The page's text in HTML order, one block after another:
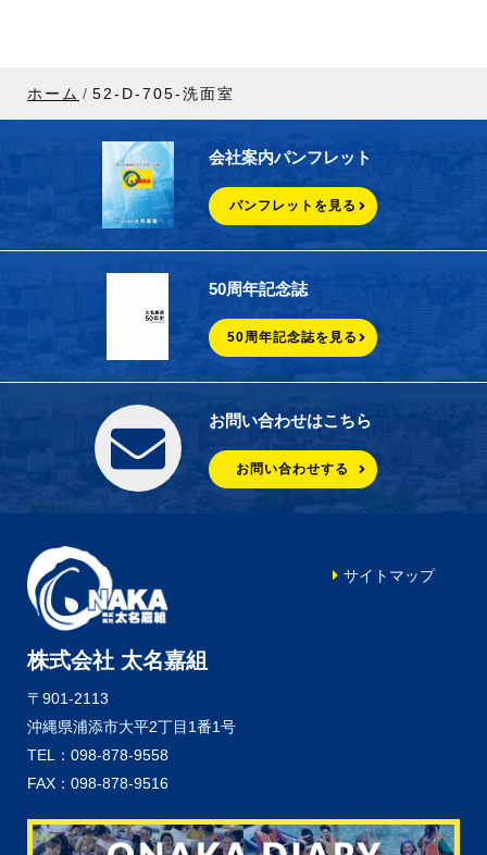
ホーム 52-D-705-洗面室
会社案内パンフレット
パンフレットを見る
50周年記念誌
50周年記念誌を見る
お問い合わせはこちら
お問い合わせする
株式会社 太名嘉組
〒901-2113
沖縄県浦添市大平2丁目1番1号
TEL：098-878-9558
FAX：098-878-9516
サイトマップ